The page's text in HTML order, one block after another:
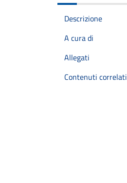
Descrizione
A cura di
Allegati
Contenuti correlati